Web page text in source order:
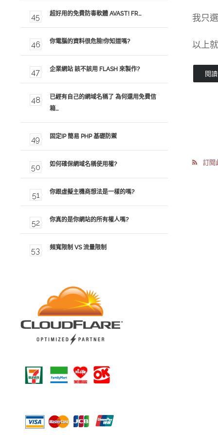
我只
以上
閱
訂閱
超好用的免費防毒軟體 AVAST! FR…
你電腦的資料很危險!你知道嗎?
企業網站 該不該用 FLASH 來製作?
已經有自己的網域名稱了 為何還用免費信
箱…
固定IP 簡易 PHP 基礎防禦
如何確保網域名稱使用權?
你跟虛擬主機商想法是一樣的嗎?
你真的是你網站的所有權人嗎?
頻寬限制 VS 流量限制